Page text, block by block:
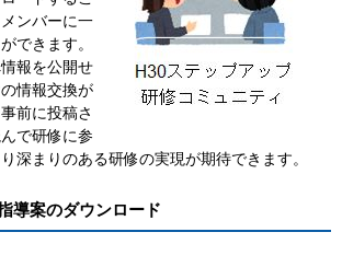
ンバーに一
できます。
報を公開せ
情報交換が
前に投稿さ
で研修に参
深まりのある研修の実現が期待できます。
導案のダウンロード